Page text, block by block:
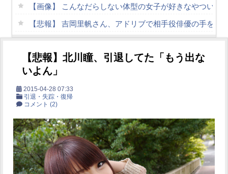
【画像】 こんなだらしない体型の女子が好きなやついる
【悲報】 吉岡里帆さん、アドリブで相手役俳優の手を取
乳寄せ上目遣いで景気のイイ話ばかりしてくる出来杉淫
【素人】駐車場で無防備にパンチラしているギャル…奥
グラドル山根千芽（36歳）の豊満Iカップボディをお楽し
【朗報】膣内● 爆乳爆尻ストーカーに●されて毎日ガチ
Powered by livedoor 相互RSS
【悲報】北川瞳、引退してた「もう出な
いよん」
2015-04-28 07:33
引退・失踪・復帰
コメント (2)